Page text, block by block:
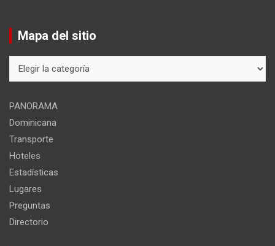
Mapa del sitio
del
PANORAMA
Dominicana
Transporte
Hoteles
Estadísticas
Lugares
Preguntas
Directorio